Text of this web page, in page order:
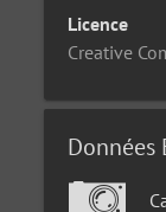
Licence
Creative
Données